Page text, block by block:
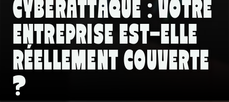
CYBERATTAQUE : VOTRE
ENTREPRISE EST-ELLE
RÉELLEMENT COUVERTE
?